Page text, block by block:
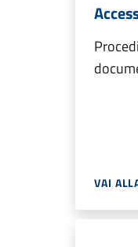
VAI